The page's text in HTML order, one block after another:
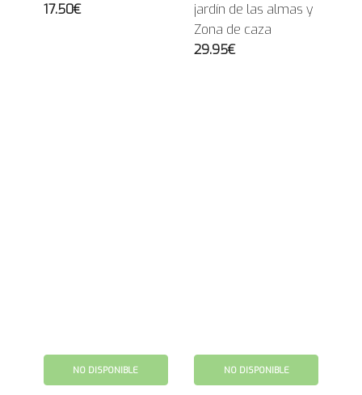
17.50€
jardín de las almas y
Zona de caza
29.95€
NO DISPONIBLE NO DISPONIBLE